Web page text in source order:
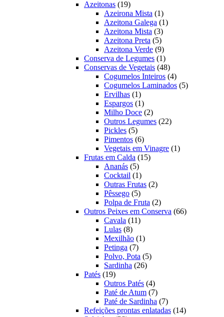
Azeitonas 1919
produtos
Azeirona Mista 11
produto
Azeitona Galega 11
Azeitona Mista 33
produtos
Azeitona Preta 55
produtos
Azeitona Verde 99
produtos
Conserva de Legumes 11
produto
Conservas de Vegetais 4848
produtos
Cogumelos Inteiros 44
produtos
Cogumelos Laminados 55
Ervilhas 11
produto
Espargos 11
produto
Milho Doce 22
produtos
Outros Legumes 2222
Pickles 55
produtos
Pimentos 66
produtos
Vegetais em Vinagre 11
Frutas em Calda 1515
Ananás 55
produtos
Cocktail 11
produto
Outras Frutas 22
Pêssego 55
produtos
Polpa de Fruta 22
produtos
Outros Peixes em Conserva 6666
Cavala 1111
Lulas 88
produtos
Mexilhão 11
Petinga 77
produtos
Polvo, Pota 55
Sardinha 2626
Patés 1919
produtos
Outros Patés 44
produtos
Paté de Atum 77
produtos
Paté de Sardinha 77
produtos
Refeições prontas enlatadas 1414